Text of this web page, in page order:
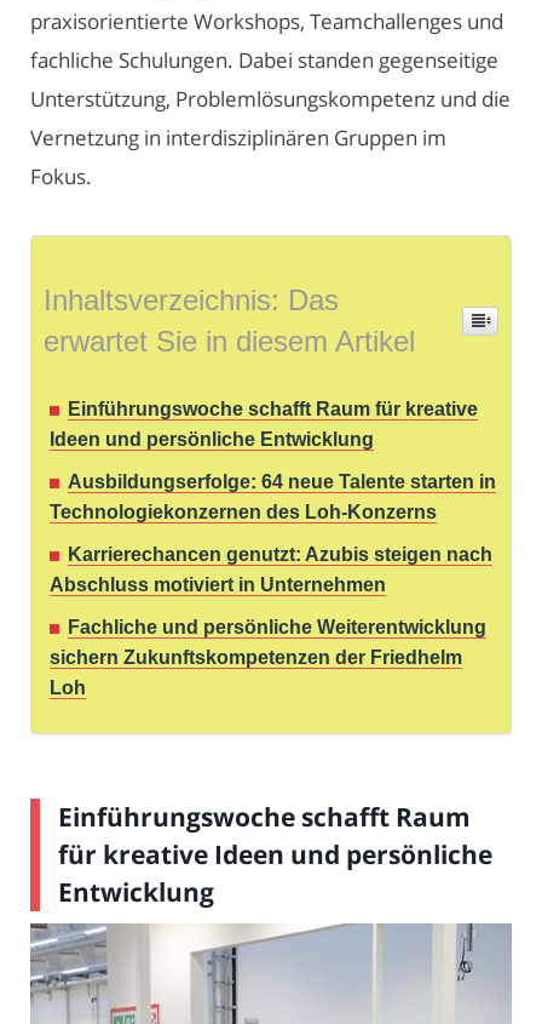
praxisorientierte Workshops, Teamchallenges und
fachliche Schulungen. Dabei standen gegenseitige
Unterstützung, Problemlösungskompetenz und die
Vernetzung in interdisziplinären Gruppen im
Fokus.
Inhaltsverzeichnis: Das
erwartet Sie in diesem Artikel
Einführungswoche schafft Raum für kreative
Ideen und persönliche Entwicklung
Ausbildungserfolge: 64 neue Talente starten in
Technologiekonzernen des Loh-Konzerns
Karrierechancen genutzt: Azubis steigen nach
Abschluss motiviert in Unternehmen
Fachliche und persönliche Weiterentwicklung
sichern Zukunftskompetenzen der Friedhelm
Loh
Einführungswoche schafft Raum
für kreative Ideen und persönliche
Entwicklung